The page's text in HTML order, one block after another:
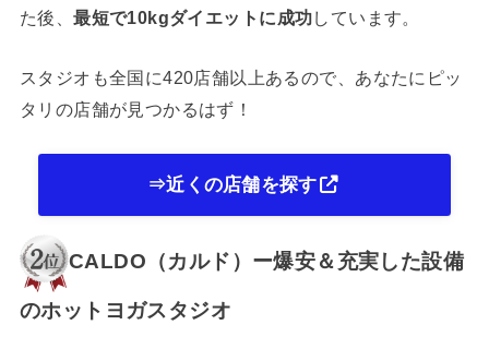
た後、最短で10kgダイエットに成功しています。
スタジオも全国に420店舗以上あるので、あなたにピッ
タリの店舗が見つかるはず！
⇒近くの店舗を探す
CALDO（カルド）ー爆安＆充実した設備
のホットヨガスタジオ